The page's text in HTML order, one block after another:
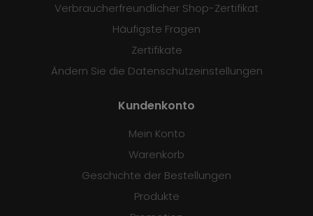
Verbraucherfreundlicher Shop-Zertifikat
Häufigste Fragen
Zertifikate
Ändern Sie die Datenschutzeinstellungen
Kundenkonto
Mein Konto
Warenkorb
Geschichte der Bestellungen
Produkte